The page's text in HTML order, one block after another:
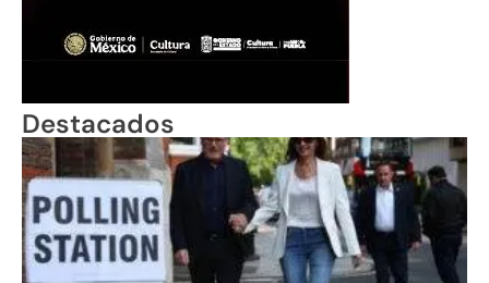
Destacados